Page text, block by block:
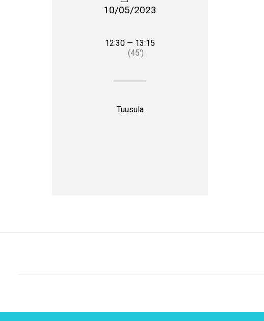
10/05/2023
12:30 — 13:15
(45′)
Tuusula